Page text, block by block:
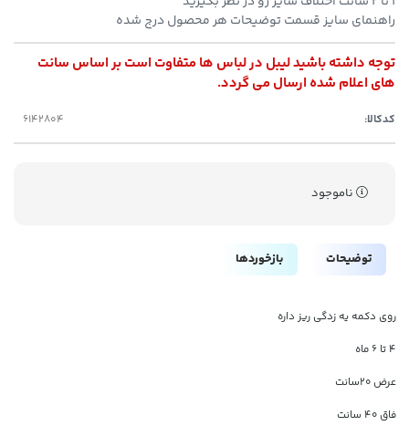
راهنمای سایز قسمت توضیحات هر محصول درج شده
توجه داشته باشید لیبل در لباس ها متفاوت است بر اساس سانت
های اعلام شده ارسال می گردد.
کدکالا:
ناموجود
توضیحات بازخوردها
روی دکمه یه زدگی ریز داره
۴ تا ۶ ماه
عرض ۲۰سانت
فاق ۴۰ سانت